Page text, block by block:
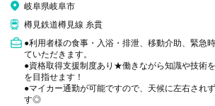
岐阜県岐阜市
樽見鉄道樽見線 糸貫
●利用者様の食事・入浴・排泄、移動介助、緊急
ていただきます。
●資格取得支援制度あり★働きながら知識や技術
を目指せます！
●マイカー通勤が可能ですので、天候に左右され
す◎